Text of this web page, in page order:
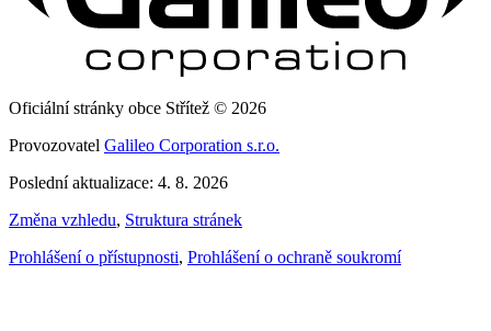
Oficiální stránky obce Střítež © 2026
Provozovatel Galileo Corporation s.r.o.
Poslední aktualizace: 4. 8. 2026
Změna vzhledu, Struktura stránek
Prohlášení o přístupnosti, Prohlášení o ochraně soukromí